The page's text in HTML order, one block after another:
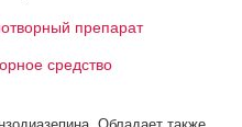
препарат
средство